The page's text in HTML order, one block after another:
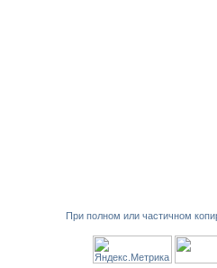
При полном или частичном